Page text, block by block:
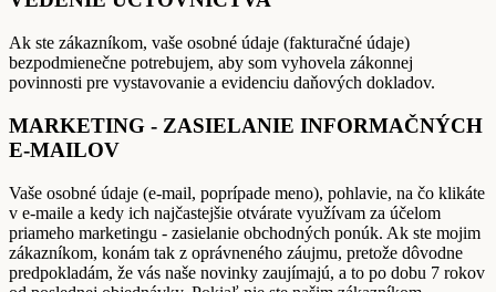
Ak ste zákazníkom, vaše osobné údaje (fakturačné údaje)
bezpodmienečne potrebujem, aby som vyhovela zákonnej
povinnosti pre vystavovanie a evidenciu daňových dokladov.
MARKETING - ZASIELANIE INFORMAČNÝCH
E-MAILOV
Vaše osobné údaje (e-mail, poprípade meno), pohlavie, na čo klikáte
v e-maile a kedy ich najčastejšie otvárate využívam za účelom
priameho marketingu - zasielanie obchodných ponúk. Ak ste mojim
zákazníkom, konám tak z oprávneného záujmu, pretože dôvodne
predpokladám, že vás naše novinky zaujímajú, a to po dobu 7 rokov